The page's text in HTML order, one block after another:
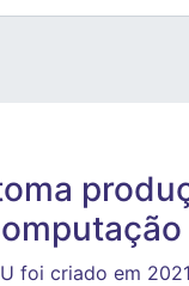
foi criado em